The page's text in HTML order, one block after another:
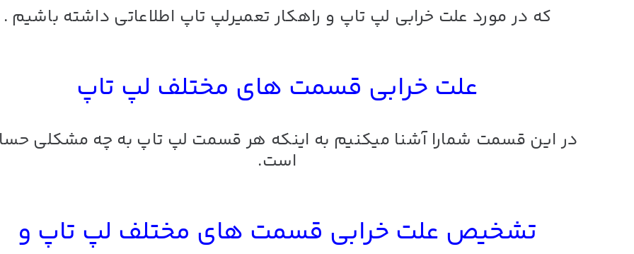
که در مورد علت خرابی لپ تاپ و راهکار تعمیرلپ تاپ اطلاعاتی داشته باشیم .
علت خرابی قسمت های مختلف لپ تاپ
در این قسمت شمارا آشنا میکنیم به اینکه هر قسمت لپ تاپ به چه مشکلی
است.
تشخیص علت خرابی قسمت های مختلف لپ تاپ و